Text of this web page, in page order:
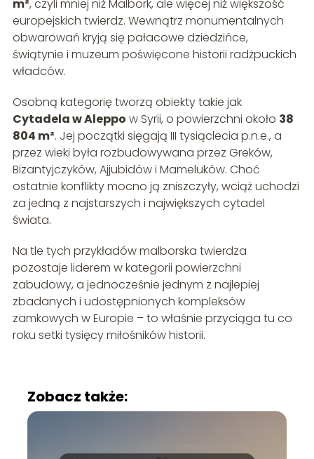
m², czyli mniej niż Malbork, ale więcej niż większość
europejskich twierdz. Wewnątrz monumentalnych
obwarowań kryją się pałacowe dziedzińce,
świątynie i muzeum poświęcone historii radżpuckich
władców.
Osobną kategorię tworzą obiekty takie jak
Cytadela w Aleppo w Syrii, o powierzchni około 38
804 m². Jej początki sięgają III tysiąclecia p.n.e., a
przez wieki była rozbudowywana przez Greków,
Bizantyjczyków, Ajjubidów i Mameluków. Choć
ostatnie konflikty mocno ją zniszczyły, wciąż uchodzi
za jedną z najstarszych i największych cytadel
świata.
Na tle tych przykładów malborska twierdza
pozostaje liderem w kategorii powierzchni
zabudowy, a jednocześnie jednym z najlepiej
zbadanych i udostępnionych kompleksów
zamkowych w Europie – to właśnie przyciąga tu co
roku setki tysięcy miłośników historii.
Zobacz także: